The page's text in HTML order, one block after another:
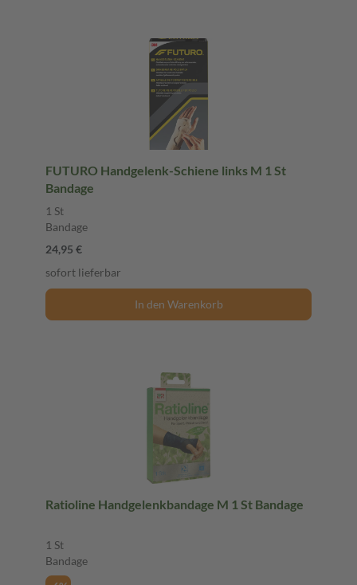
FUTURO Handgelenk-Schiene links M 1 St
Bandage
1 St
Bandage
24,95 €
sofort lieferbar
In den Warenkorb
Ratioline Handgelenkbandage M 1 St Bandage
1 St
Bandage